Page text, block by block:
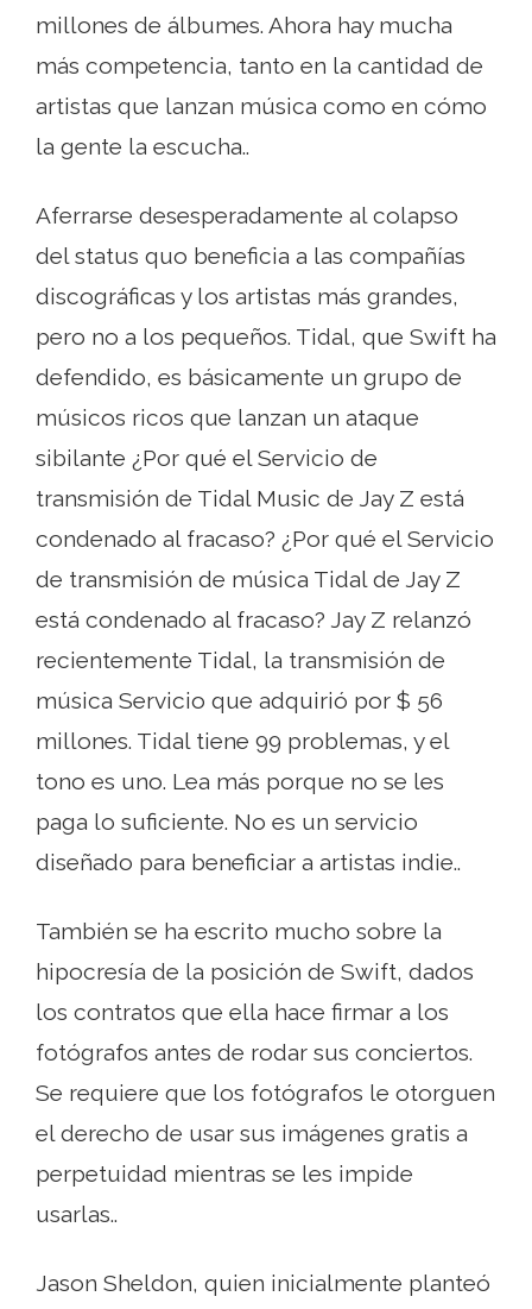
millones de álbumes. Ahora hay mucha
más competencia, tanto en la cantidad de
artistas que lanzan música como en cómo
la gente la escucha..
Aferrarse desesperadamente al colapso
del status quo beneficia a las compañías
discográficas y los artistas más grandes,
pero no a los pequeños. Tidal, que Swift ha
defendido, es básicamente un grupo de
músicos ricos que lanzan un ataque
sibilante ¿Por qué el Servicio de
transmisión de Tidal Music de Jay Z está
condenado al fracaso? ¿Por qué el Servicio
de transmisión de música Tidal de Jay Z
está condenado al fracaso? Jay Z relanzó
recientemente Tidal, la transmisión de
música Servicio que adquirió por $ 56
millones. Tidal tiene 99 problemas, y el
tono es uno. Lea más porque no se les
paga lo suficiente. No es un servicio
diseñado para beneficiar a artistas indie..
También se ha escrito mucho sobre la
hipocresía de la posición de Swift, dados
los contratos que ella hace firmar a los
fotógrafos antes de rodar sus conciertos.
Se requiere que los fotógrafos le otorguen
el derecho de usar sus imágenes gratis a
perpetuidad mientras se les impide
usarlas..
Jason Sheldon, quien inicialmente planteó